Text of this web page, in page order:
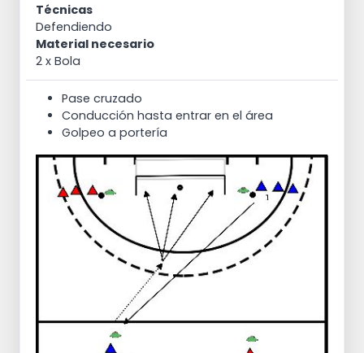
Técnicas
Defendiendo
Material necesario
2 x Bola
Pase cruzado
Conducción hasta entrar en el área
Golpeo a portería